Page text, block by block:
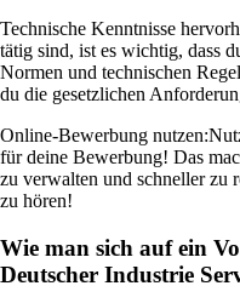
Technische Kenntnisse
tätig sind, ist es wichtig, dass
Normen und technischen
du die gesetzlichen
Online-Bewerbung nutzen:
für deine Bewerbung! Das
zu verwalten und schneller zu
zu hören!
Wie man sich auf ein
Deutscher Industrie